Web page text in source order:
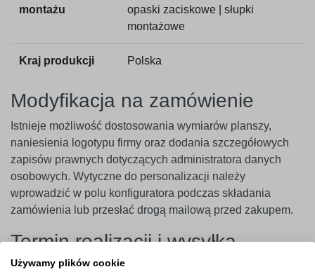
montażu
opaski zaciskowe | słupki
montażowe
Kraj produkcji Polska
Modyfikacja na zamówienie
Istnieje możliwość dostosowania wymiarów planszy,
naniesienia logotypu firmy oraz dodania szczegółowych
zapisów prawnych dotyczących administratora danych
osobowych. Wytyczne do personalizacji należy
wprowadzić w polu konfiguratora podczas składania
zamówienia lub przesłać drogą mailową przed zakupem.
Termin realizacji i wysyłka
Realizacja zamówienia rozpoczyna się po zatwierdzeniu
Używamy plików cookie